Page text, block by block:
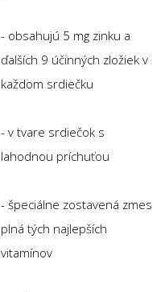
- obsahujú 5 mg zinku a
ďalších 9 účinných zložiek v
každom srdiečku
- v tvare srdiečok s
lahodnou príchuťou
- špeciálne zostavená zmes
plná tých najlepších
vitamínov